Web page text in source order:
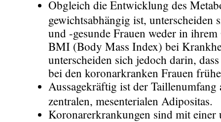
Obgleich die Entwicklung des
gewichtsabhängig ist, unterscheiden
und -gesunde Frauen weder in
BMI (Body Mass Index) bei
unterscheiden sich jedoch darin,
bei den koronarkranken Frauen
Aussagekräftig ist der Taillenumfang
zentralen, mesenterialen Adipositas.
Koronarerkrankungen sind mit einer